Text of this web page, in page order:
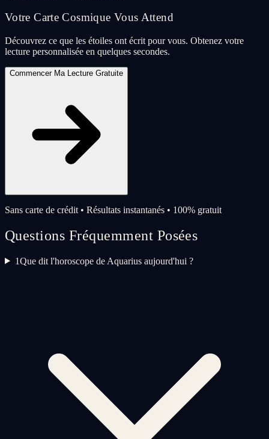
Votre Carte Cosmique Vous Attend
Découvrez ce que les étoiles ont écrit pour vous. Obtenez votre
lecture personnalisée en quelques secondes.
Commencer Ma Lecture Gratuite
Sans carte de crédit • Résultats instantanés • 100% gratuit
Questions Fréquemment Posées
1Que dit l'horoscope de Aquarius aujourd'hui ?